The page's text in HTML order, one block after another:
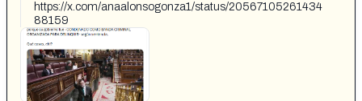
https://x.com/anaalonsogonza1/status/20567105261434
88159